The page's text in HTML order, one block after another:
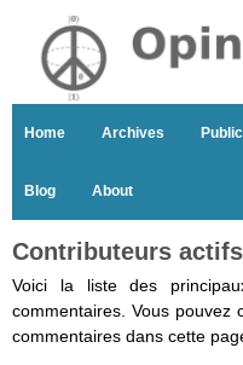
Home Archives
Blog About
Contributeurs actifs
Voici la liste des
commentaires. Vous pouvez
commentaires dans cette